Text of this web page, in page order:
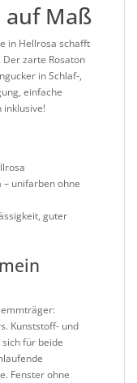
auf Maß
in Hellrosa schafft
zarte Rosaton
in Schlaf-,
einfache
inklusive!
– unifarben ohne
guter
Kunststoff- und
für beide
Fenster ohne